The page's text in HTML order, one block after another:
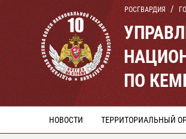
РОСГВАРДИЯ
ПО
НОВОСТИ ТЕРРИТОРИАЛЬНЫЙ